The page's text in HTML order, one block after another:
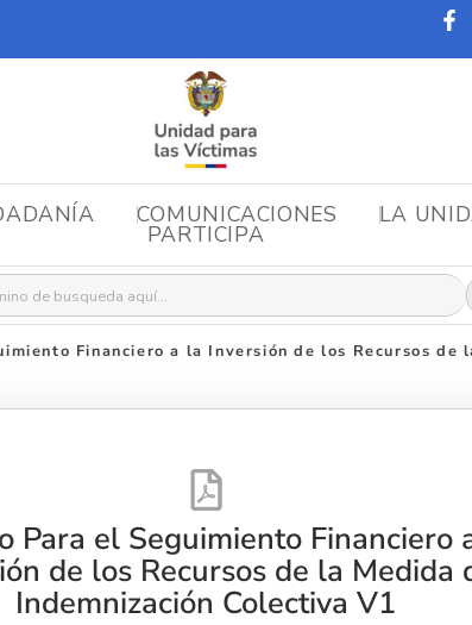
COMUNICACIONES LA
PARTICIPA
Financiero a la Inversión de los Recursos de
Para el Seguimiento Financiero
de los Recursos de la Medida
Indemnización Colectiva V1